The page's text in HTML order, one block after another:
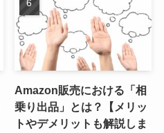
Amazon販売における「相
乗り出品」とは？【メリッ
トやデメリットも解説しま